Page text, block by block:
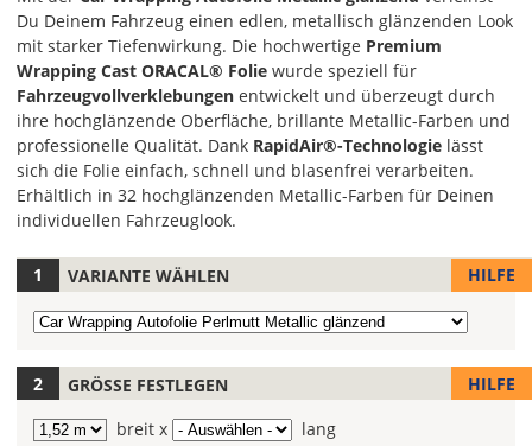
Du Deinem Fahrzeug einen edlen, metallisch glänzenden Look
mit starker Tiefenwirkung. Die hochwertige Premium
Wrapping Cast ORACAL® Folie wurde speziell für
Fahrzeugvollverklebungen entwickelt und überzeugt durch
ihre hochglänzende Oberfläche, brillante Metallic-Farben und
professionelle Qualität. Dank RapidAir®-Technologie lässt
sich die Folie einfach, schnell und blasenfrei verarbeiten.
Erhältlich in 32 hochglänzenden Metallic-Farben für Deinen
individuellen Fahrzeuglook.
Wähle
die
aus.
Wähle
VARIANTE WÄHLEN HILFE
Variante
GRÖSSE FESTLEGEN
HILFE
Rollenbreitebreit x Rollenlänge
lang